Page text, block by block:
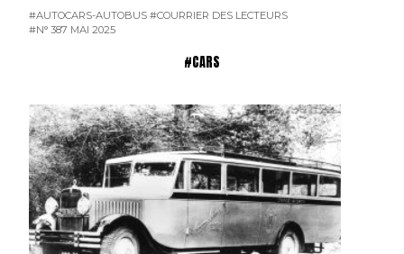
#AUTOCARS-AUTOBUS #COURRIER DES LECTEURS
#N° 387 MAI 2025
#CARS